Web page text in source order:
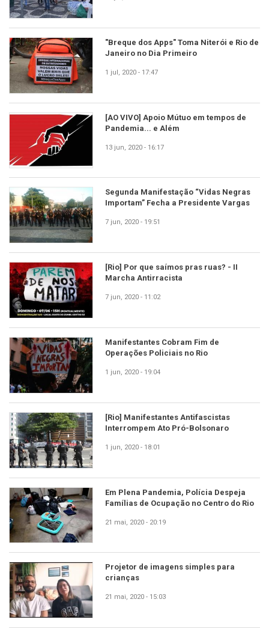
"Breque dos Apps" Toma Niterói e Rio de
Janeiro no Dia Primeiro
1 jul, 2020 - 17:47
[AO VIVO] Apoio Mútuo em tempos de
Pandemia... e Além
13 jun, 2020 - 16:17
Segunda Manifestação “Vidas Negras
Importam” Fecha a Presidente Vargas
7 jun, 2020 - 19:51
[Rio] Por que saímos pras ruas? - II
Marcha Antirracista
7 jun, 2020 - 11:02
Manifestantes Cobram Fim de
Operações Policiais no Rio
1 jun, 2020 - 19:04
[Rio] Manifestantes Antifascistas
Interrompem Ato Pró-Bolsonaro
1 jun, 2020 - 18:01
Em Plena Pandemia, Polícia Despeja
Famílias de Ocupação no Centro do Rio
21 mai, 2020 - 20:19
Projetor de imagens simples para
crianças
21 mai, 2020 - 15:03